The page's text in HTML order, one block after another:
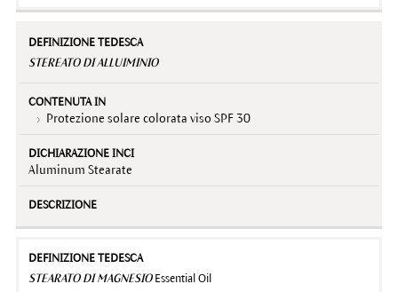
STEREATO DI ALLUIMINIO
Protezione solare colorata viso SPF 30
Aluminum Stearate
STEARATO DI MAGNESIOEssential Oil